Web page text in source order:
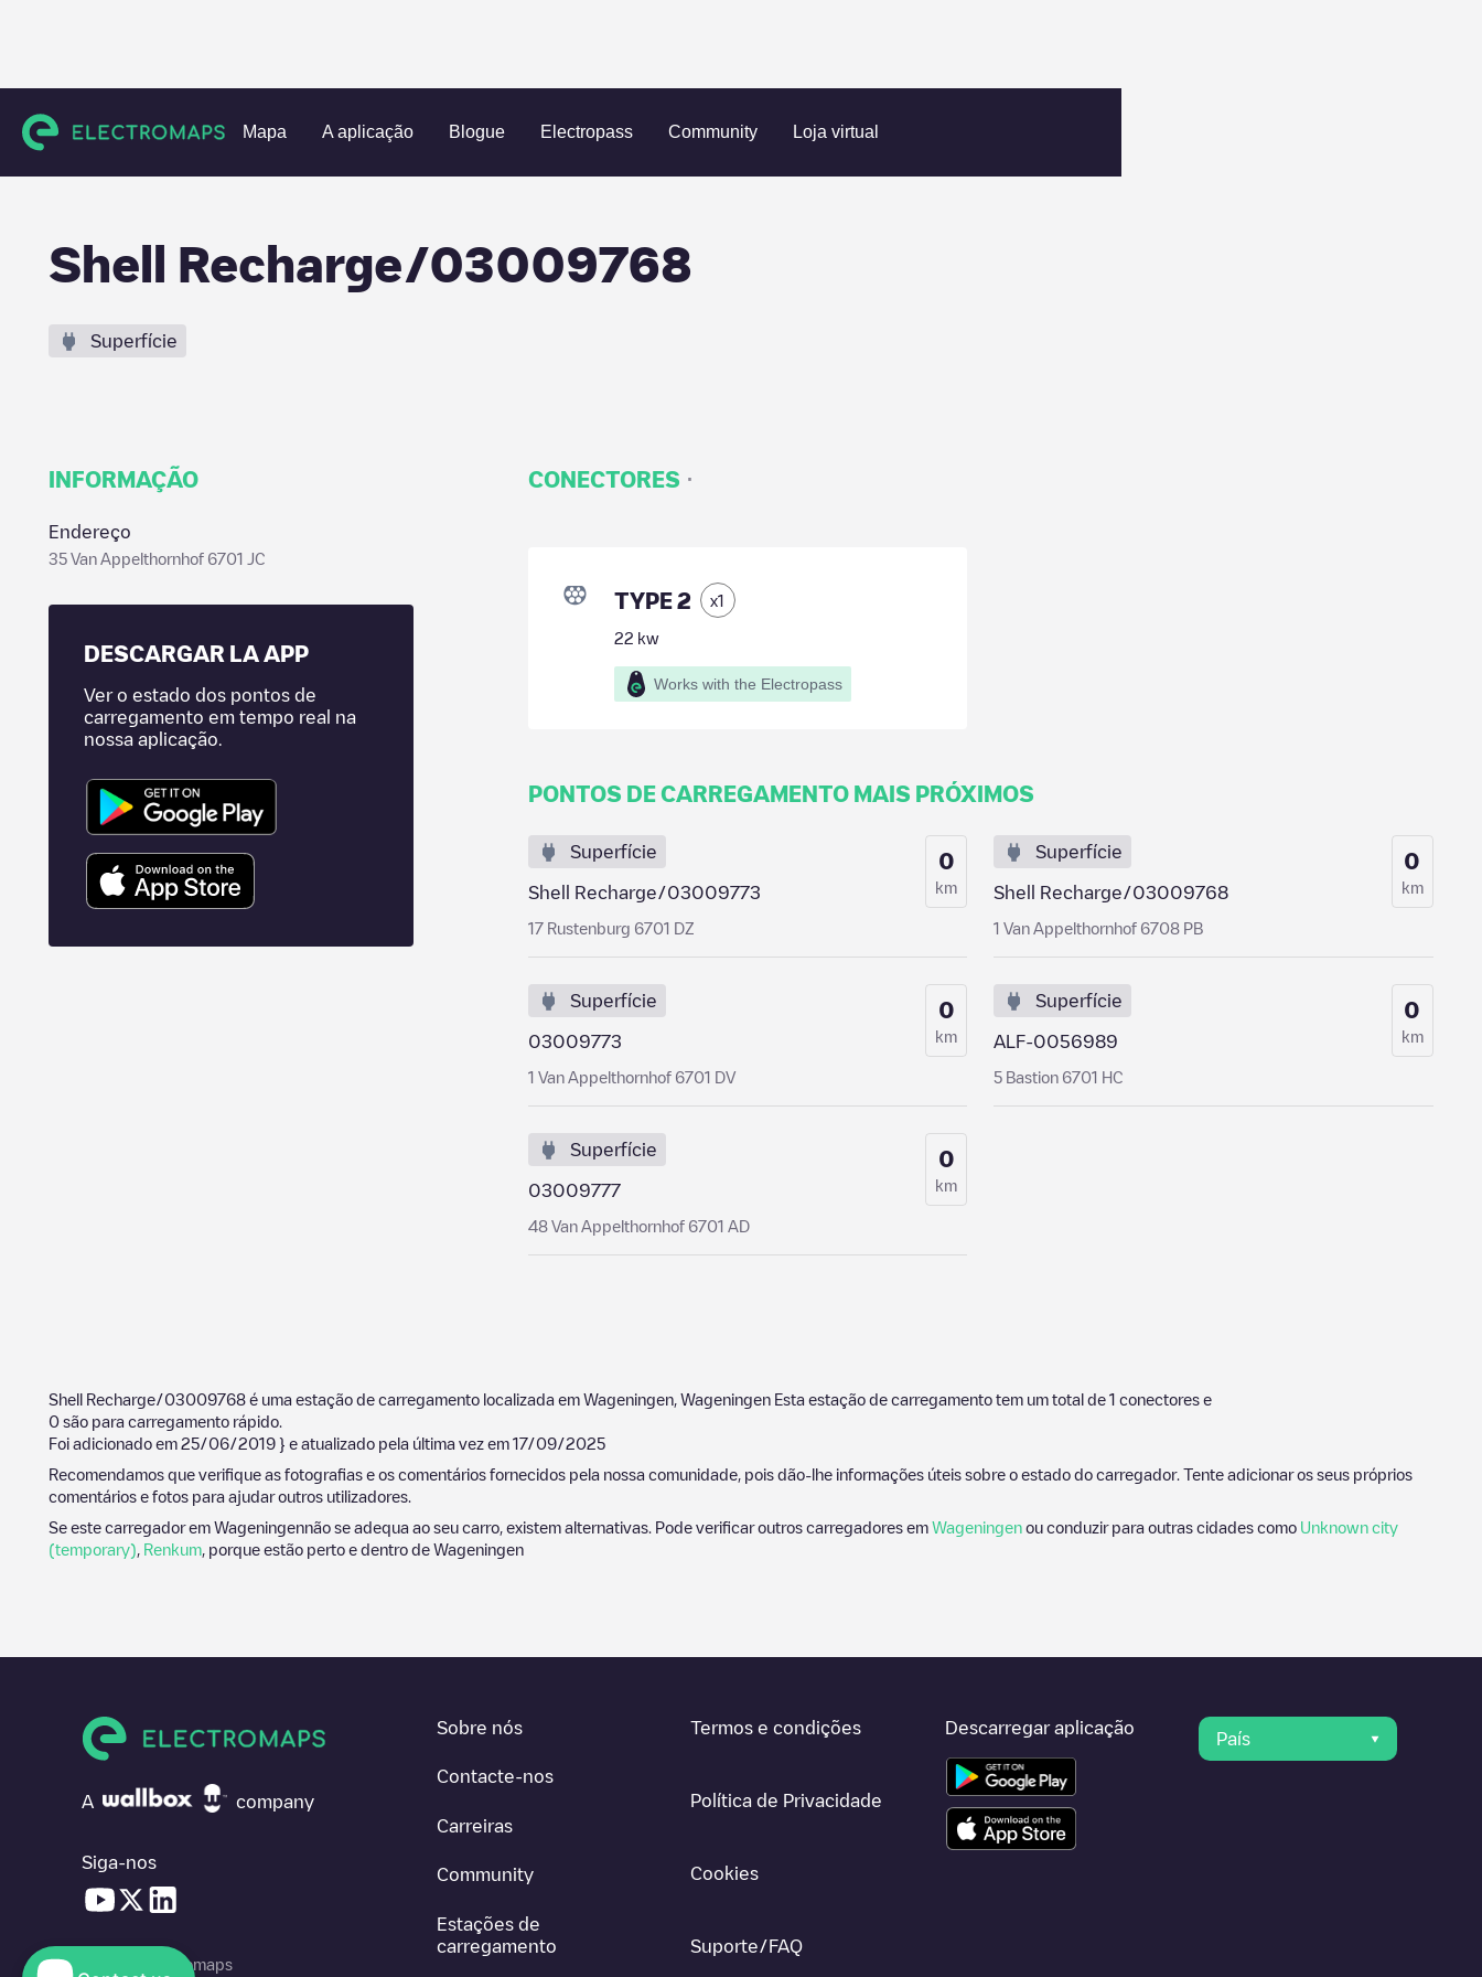
Mapa A aplicação Blogue Electropass Community Loja virtual
Charging stations Países Baixos Wageningen Wageningen Shell Recharge/03009768
Shell Recharge/03009768
Superfície
INFORMAÇÃO
Endereço
35 Van Appelthornhof 6701 JC
DESCARGAR LA APP
Ver o estado dos pontos de
carregamento em tempo real na
nossa aplicação.
CONECTORES ·
TYPE 2 x1
22 kw
Works with the Electropass
PONTOS DE CARREGAMENTO MAIS PRÓXIMOS
Superfície
Shell Recharge/03009773
17 Rustenburg 6701 DZ
0
km
Superfície
Shell Recharge/03009768
1 Van Appelthornhof 6708 PB
0
km
Superfície
03009773
1 Van Appelthornhof 6701 DV
0
km
Superfície
ALF-0056989
5 Bastion 6701 HC
0
km
Superfície
03009777
48 Van Appelthornhof 6701 AD
0
km
Shell Recharge/03009768 é uma estação de carregamento localizada em Wageningen Wageningen Esta estação de carregamento tem um total de 1 conectores e
0 são para carregamento rápido.
Foi adicionado em 25/06/2019 } e atualizado pela última vez em 17/09/2025
Recomendamos que verifique as fotografias e os comentários fornecidos pela nossa comunidade, pois dão-lhe informações úteis sobre o estado do carregador. Tente adicionar os seus próprios
comentários e fotos para ajudar outros utilizadores.
Se este carregador em Wageningennão se adequa ao seu carro, existem alternativas. Pode verificar outros carregadores em Wageningen ou conduzir para outras cidades como Unknown city
(temporary)
Renkum , porque estão perto e dentro de Wageningen
A company
Siga-nos
© 2026 Electromaps
Sobre nós
Contacte-nos
Carreiras
Community
Estações de
carregamento
Termos e condições
Política de Privacidade
Cookies
Suporte/FAQ
Descarregar aplicação
País